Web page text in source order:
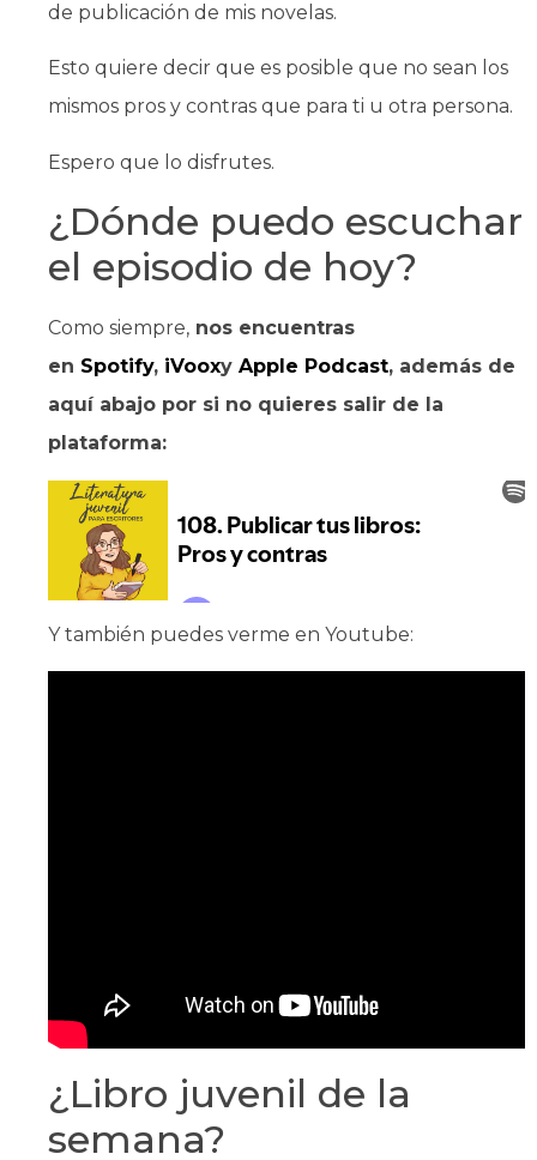
de publicación de mis novelas.
Esto quiere decir que es posible que no sean los
mismos pros y contras que para ti u otra persona.
Espero que lo disfrutes.
¿Dónde puedo escuchar
el episodio de hoy?
Como siempre, nos encuentras
en Spotify, iVooxy Apple Podcast, además de
aquí abajo por si no quieres salir de la
plataforma:
Y también puedes verme en Youtube:
¿Libro juvenil de la
semana?